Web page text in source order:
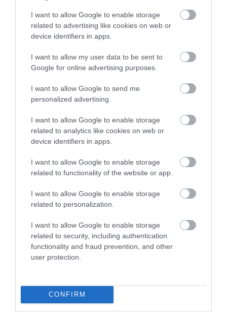
I want to allow Google to enable storage
related to advertising like cookies on web or
device identifiers in apps.
I want to allow my user data to be sent to
Google for online advertising purposes.
I want to allow Google to send me
personalized advertising.
I want to allow Google to enable storage
related to analytics like cookies on web or
device identifiers in apps.
I want to allow Google to enable storage
related to functionality of the website or app.
I want to allow Google to enable storage
related to personalization.
I want to allow Google to enable storage
related to security, including authentication
functionality and fraud prevention, and other
user protection.
CONFIRM
υλοποιηθούν στην Πάφο της Κύπρου και στο
Ajaccio της Κορσικής, περιοχές που
λόγω της κλιματικής αλλαγής, της
τουριστικής πίεσης και των περιορισμένων
υδατικών πόρων.
Κάθε σταγόνα μετράει
Το νερό είναι ζωτικής σημασίας για τη ζωή,
τις κοινότητες και την παραγωγή των
καταναλωτές. Η στρατηγική της The
περιλαμβάνει την αποδοτική χρήση του
στις λειτουργίες της, καθώς και την
κοινωνίες.Από κοινού, η Coca Cola, οι
εμφιαλωτές της και το The Coca Cola